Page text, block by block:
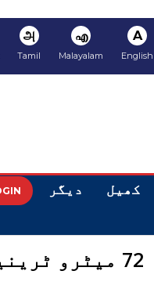
A
English
എ
Malayalam
அ
Tamil
کھیل دیگر